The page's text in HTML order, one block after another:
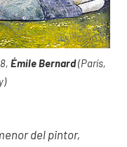
Émile Bernard(París,
del pintor,